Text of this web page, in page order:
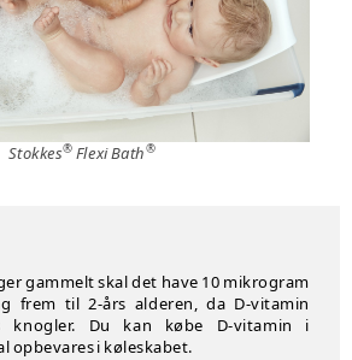
Stokkes® Flexi Bath®
gammelt skal det have 10 mikrogram
frem til 2-års alderen, da D-vitamin
knogler. Du kan købe D-vitamin i
opbevares i køleskabet.